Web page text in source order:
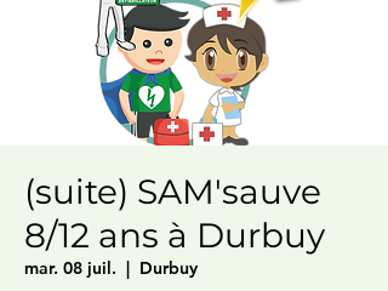
(suite) SAM'sauve
8/12 ans à Durbuy
mar. 08 juil.
  |
Durbuy